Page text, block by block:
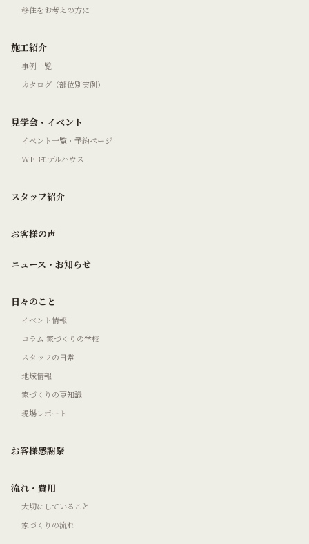
移住をお考えの方に
施工紹介
事例一覧
カタログ（部位別実例）
見学会・イベント
イベント一覧・予約ページ
WEBモデルハウス
スタッフ紹介
お客様の声
ニュース・お知らせ
日々のこと
イベント情報
コラム 家づくりの学校
スタッフの日常
地域情報
家づくりの豆知識
現場レポート
お客様感謝祭
流れ・費用
大切にしていること
家づくりの流れ